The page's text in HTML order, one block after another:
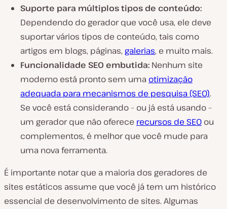
Suporte para múltiplos tipos de conteúdo:
Dependendo do gerador que você usa, ele deve
suportar vários tipos de conteúdo, tais como
artigos em blogs, páginas, galerias, e muito mais.
Funcionalidade SEO embutida: Nenhum site
moderno está pronto sem uma otimização
adequada para mecanismos de pesquisa (SEO).
Se você está considerando – ou já está usando –
um gerador que não oferece recursos de SEO ou
complementos, é melhor que você mude para
uma nova ferramenta.
É importante notar que a maioria dos geradores de
sites estáticos assume que você já tem um histórico
essencial de desenvolvimento de sites. Algumas